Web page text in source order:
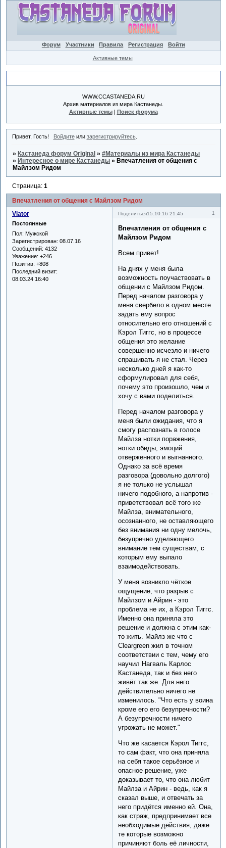
Форум Участники Правила Регистрация Войти
Активные темы
WWW.CCASTANEDA.RU
Архив материалов из мира Кастанеды.
Активные темы| Поиск форума
Привет, Гость! Войдитеили зарегистрируйтесь.
» Кастанеда форум Original »#Материалы из мира Кастанеды
» Интересное о мире Кастанеды » Впечатления от общения с
Майлзом Ридом
Впечатления от общения с Майлзом Ридом
Страница:1
Поделиться 1
15.10.16 21:45
Viator
Постоянные
Пол: Мужской
Зарегистрирован: 08.07.16
Сообщений: 4132
Уважение: +246
Позитив: +808
Последний визит:
08.03.24 16:40
Впечатления от общения с
Майлзом Ридом
Всем привет!
На днях у меня была
возможность поучаствовать в
общении с Майлзом Ридом.
Перед началом разговора у
меня свербело в одном месте
задать ему вопрос
относительно его отношений с
Кэрол Тиггс, но в процессе
общения это желание
совершенно исчезло и ничего
спрашивать я не стал. Через
несколько дней я как-то
сформулировал для себя,
почему это произошло, чем и
хочу с вами поделиться.
Перед началом разговора у
меня были ожидания, что я
смогу распознать в голосе
Майлза нотки поражения,
нотки обиды, эмоций
отверженного и выгнанного.
Однако за всё время
разговора (довольно долгого)
я не только не услышал
ничего подобного, а напротив -
приветствовал всё того же
Майлза, внимательного,
осознанного, не оставляющего
без внимания ни одну мелочь,
безупречно уделяющего
внимание тем существам, с
которым ему выпало
взаимодействовать.
У меня возникло чёткое
ощущение, что разрыв с
Майлзом и Айрин - это
проблема не их, а Кэрол Тиггс.
Именно она приняла это
решение и должна с этим как-
то жить. Майлз же что с
Cleargreen жил в точном
соответствии с тем, чему его
научил Нагваль Карлос
Кастанеда, так и без него
живёт так же. Для него
действительно ничего не
изменилось. "Что есть у воина
кроме его его безупречности?
А безупречности ничего
угрожать не может."
Что же касается Кэрол Тиггс,
то сам факт, что она приняла
на себя такое серьёзное и
опасное решение, уже
доказывает то, что она любит
Майлза и Айрин - ведь, как я
сказал выше, и отвечать за
него придётся именно ей. Она,
как страж, предпринимает все
необходимые действия, даже
те которые возможно
причиняют боль её личности,